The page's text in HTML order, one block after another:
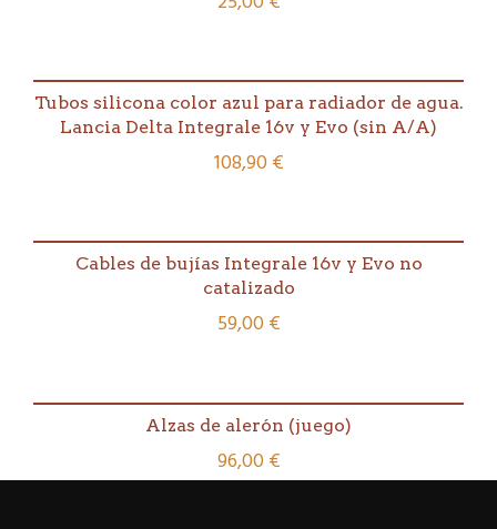
Tubos silicona color azul para radiador de agua.
Lancia Delta Integrale 16v y Evo (sin A/A)
108,90€
Cables de bujías Integrale 16v y Evo no
catalizado
59,00€
Alzas de alerón (juego)
96,00€